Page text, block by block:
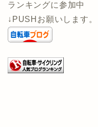
ランキングに参加中
↓PUSHお願いします。